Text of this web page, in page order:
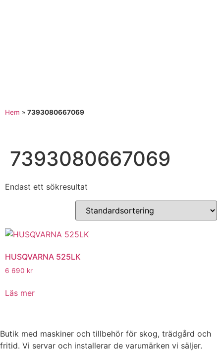
Hem » 7393080667069
7393080667069
Endast ett sökresultat
HUSQVARNA 525LK
6 690 kr
Läs mer
Butik med maskiner och tillbehör för skog, trädgård och
fritid. Vi servar och installerar de varumärken vi säljer.